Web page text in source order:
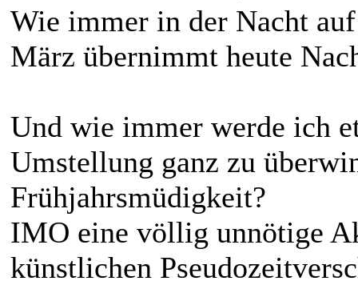
Wie immer in der Nacht
März übernimmt heute
Und wie immer werde ich
Umstellung ganz zu
Frühjahrsmüdigkeit?
IMO eine völlig unnötige
künstlichen